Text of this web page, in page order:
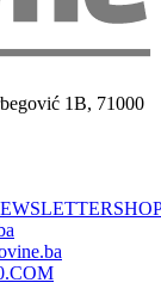
1B, 71000